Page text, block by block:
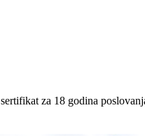
za 18 godina